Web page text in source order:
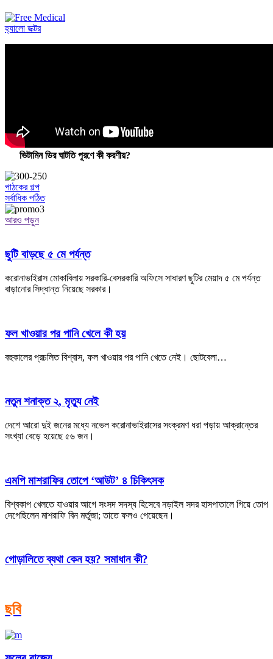
হ্যালো ডক্টর
ভিটামিন ডির ঘাটতি পূরণে কী করণীয়?
পাঠকের গল্প
সর্বাধিক পঠিত
আরও পড়ুন
ছুটি বাড়ছে ৫ মে পর্যন্ত
করোনাভাইরাস মোকাবিলায় সরকারি-বেসরকারি অফিসে সাধারণ ছুটির মেয়াদ ৫ মে পর্যন্ত
বাড়ানোর সিদ্ধান্ত নিয়েছে সরকার।
ফল খাওয়ার পর পানি খেলে কী হয়
বহুকালের প্রচলিত বিশ্বাস, ফল খাওয়ার পর পানি খেতে নেই। ছোটবেলা…
নতুন শনাক্ত ২, মৃত্যু নেই
দেশে আরো দুই জনের মধ্যে নভেল করোনাভাইরাসের সংক্রমণ ধরা পড়ায় আক্রান্তের
সংখ্যা বেড়ে হয়েছে ৫৬ জন।
এমপি মাশরাফির তোপে ‘আউট’ ৪ চিকিৎসক
বিশ্বকাপ খেলতে যাওয়ার আগে সংসদ সদস্য হিসেবে নড়াইল সদর হাসপাতালে গিয়ে তোপ
দেগেছিলেন মাশরাফি বিন মর্তুজা; তাতে ফলও পেয়েছেন।
গোড়ালিতে ব্যথা কেন হয়? সমাধান কী?
ছবি